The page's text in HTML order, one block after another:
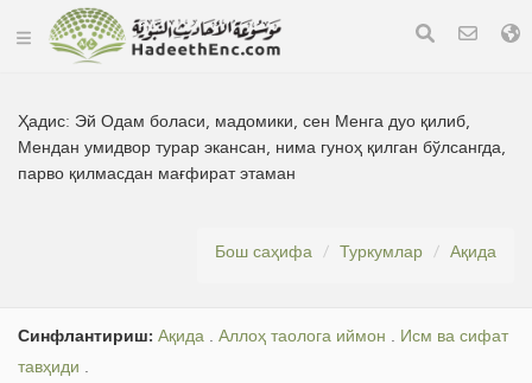
Ҳадис: Эй Одам боласи, мадомики, сен Менга дуо қилиб,
Мендан умидвор турар экансан, нима гуноҳ қилган бўлсангда,
парво қилмасдан мағфират этаман
Бош саҳифа Туркумлар Ақида
Синфлантириш: Ақида . Аллоҳ таолога иймон . Исм ва сифат
тавҳиди .